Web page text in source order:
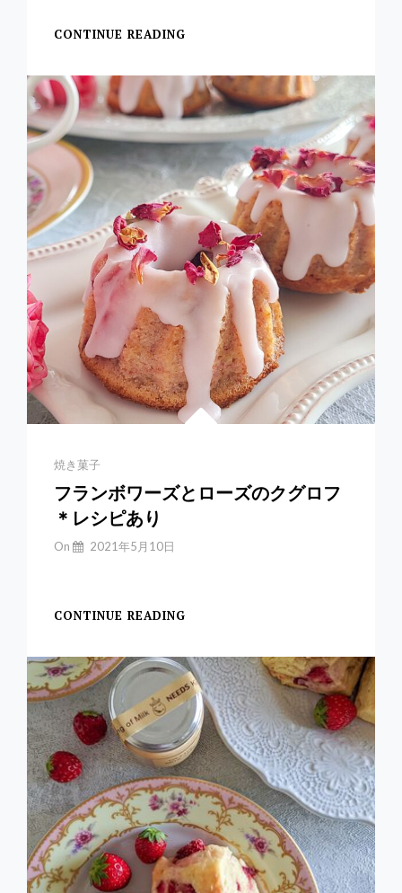
CONTINUE READING
な
ロ
ー
ズ
と
い
ち
ご
の
タ
ル
ト
＊
参
シ
ピ
あ
Categories
焼き菓子
フランボワーズとローズのクグロフ
＊レシピあり
By
On 2021年5月10日
CONTINUE READING
ン
ボ
ワ
ー
ズ
と
ロ
ー
ズ
の
ク
グ
ロ